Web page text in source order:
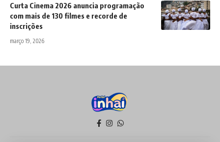
Curta Cinema 2026 anuncia programação
com mais de 130 filmes e recorde de
inscrições
março 19, 2026